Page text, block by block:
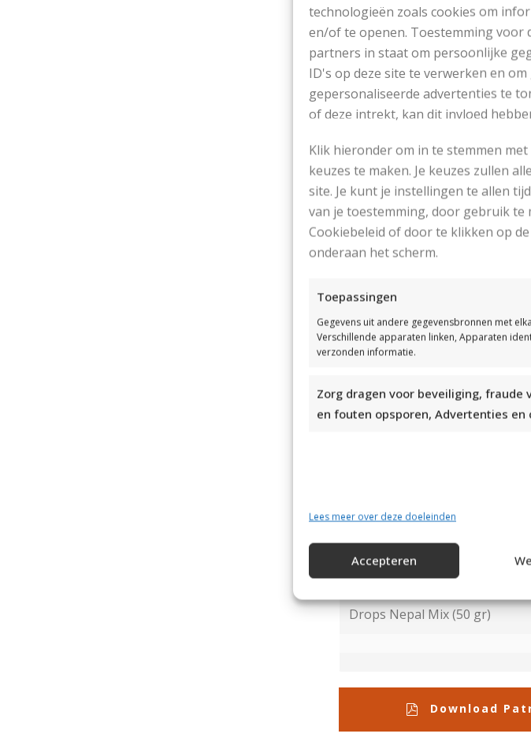
technologieën zoals cookies om
en/of te openen. Toestemming voor
partners in staat om persoonlijke
ID's op deze site te verwerken en
gepersonaliseerde advertenties te
of deze intrekt, kan dit invloed
Klik hieronder om in te stemmen
keuzes te maken. Je keuzes zullen
site. Je kunt je instellingen te allen
van je toestemming, door gebruik te
Cookiebeleid of door te klikken op
onderaan het scherm.
Toepassingen
Gegevens uit andere gegevensbronnen met
Verschillende apparaten linken, Apparaten
verzonden informatie.
Zorg dragen voor beveiliging, fraude
en fouten opsporen, Advertenties
Lees meer over deze doeleinden
Accepteren
Steekverhouding:
In Tricotsteek met garen
Proeflapje van 10 bij
In Tricotsteek met garen
Proeflapje van 10 bij
Indien afwijkend, de
Gebruikte steken:
Boordsteek
Tricotsteek
Het patroon van de trui
delen heen en weer gebreid op
het belangrijk de
Afwerking:
Drops Nepal Uni Colour (50 gr)
Drops Nepal Mix (50 gr)
Download